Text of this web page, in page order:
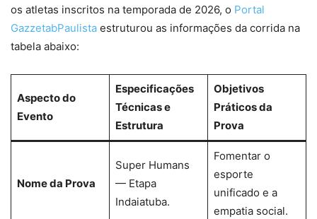
os atletas inscritos na temporada de 2026, o Portal
GazzetabPaulista estruturou as informações da corrida na
tabela abaixo:
Aspecto do
Evento
Especificações
Técnicas e
Estrutura
Objetivos
Práticos da
Prova
Nome da Prova
Super Humans
— Etapa
Indaiatuba.
Fomentar o
esporte
unificado e a
empatia social.